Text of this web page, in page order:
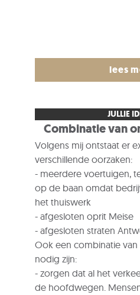
We zien twee
probleemsituatie: 1)
verkeer en 2) verboden
Wolvertemsestwg.
Opmerking:
de Brusselsestwg. in de
Wolvertemsestwg. te
echter weinig nut.
lees
JULLIE
Combinatie van
Volgens mij ontstaat er
verschillende oorzaken:
- meerdere voertuigen,
op de baan omdat
het thuiswerk
- afgesloten oprit Meise
- afgesloten straten
Ook een combinatie
nodig zijn:
- zorgen dat al het
de hoofdwegen.